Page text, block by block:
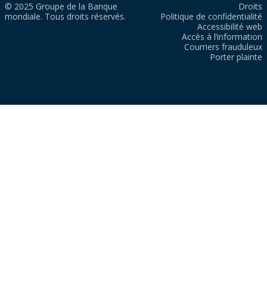
© 2025 Groupe de la Banque
mondiale. Tous droits réservés.
Droits
Politique de confidentialité
Accessibilité web
Accès à l’information
Courriers frauduleux
Porter plainte